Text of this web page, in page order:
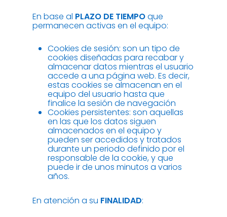
En base al PLAZO DE TIEMPOque
permanecen activas en el equipo:
Cookies de sesión: son un tipo de
cookies diseñadas para recabar y
almacenar datos mientras el usuario
accede a una página web. Es decir,
estas cookies se almacenan en el
equipo del usuario hasta que
finalice la sesión de navegación
Cookies persistentes: son aquellas
en las que los datos siguen
almacenados en el equipo y
pueden ser accedidos y tratados
durante un periodo definido por el
responsable de la cookie, y que
puede ir de unos minutos a varios
años.
En atención a su FINALIDAD: